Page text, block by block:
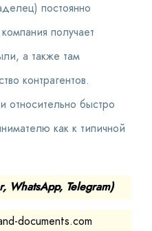
постоянно
получает
а также там
контрагентов.
относительно быстро
как к типичной
WhatsApp, Telegram)
documents.com